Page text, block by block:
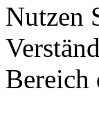
Nutzen
Bereich